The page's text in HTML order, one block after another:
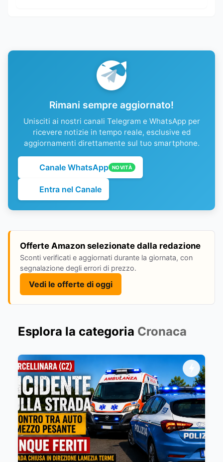
Rimani sempre aggiornato!
Unisciti ai nostri canali Telegram e WhatsApp per
ricevere notizie in tempo reale, esclusive ed
aggiornamenti direttamente sul tuo smartphone.
Canale WhatsApp NOVITÀ
Entra nel Canale
Offerte Amazon selezionate dalla redazione
Sconti verificati e aggiornati durante la giornata, con
segnalazione degli errori di prezzo.
Vedi le offerte di oggi
Esplora la categoria Cronaca